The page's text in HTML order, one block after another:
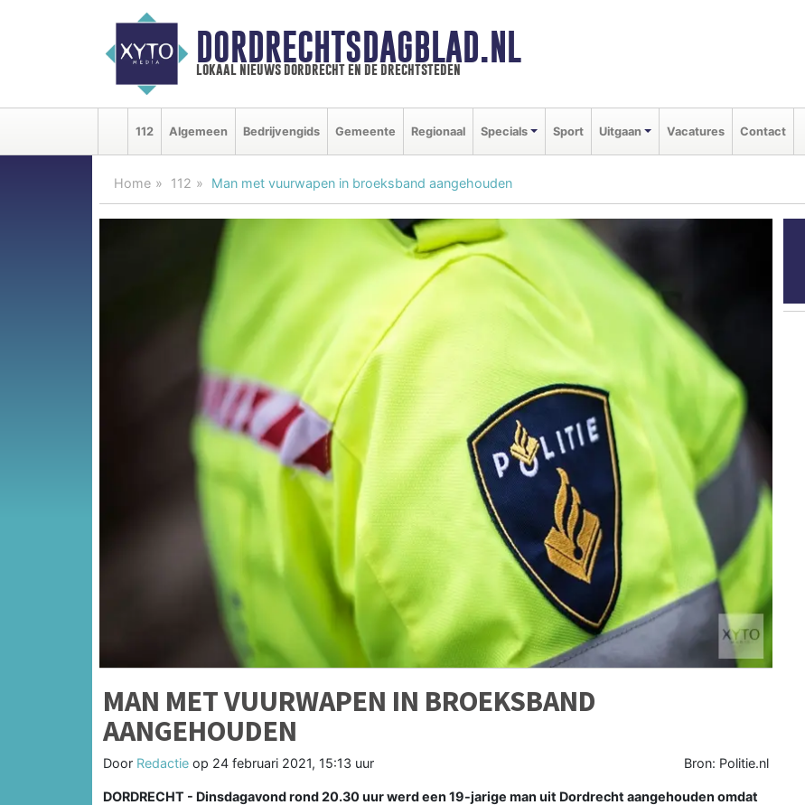
DORDRECHTSDAGBLAD.NL
lokaal nieuws dordrecht en de drechtsteden
112 Algemeen Bedrijvengids Gemeente Regionaal Specials Sport Uitgaan Vacatures Contact
Home 112 Man met vuurwapen in broeksband aangehouden
MAN MET VUURWAPEN IN BROEKSBAND
AANGEHOUDEN
Door Redactie op 24 februari 2021, 15:13 uur Bron: Politie.nl
DORDRECHT - Dinsdagavond rond 20.30 uur werd een 19-jarige man uit Dordrecht aangehouden omdat